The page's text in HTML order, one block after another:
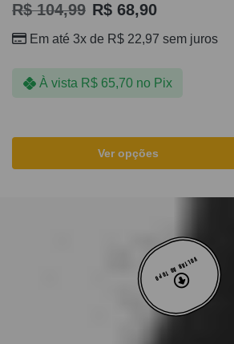
R$104,99 R$ 68,90
Em até 3x de R$ 22,97 sem juros
À vista R$65,70 no Pix
Ver opções
VOLTAR AO TOPO